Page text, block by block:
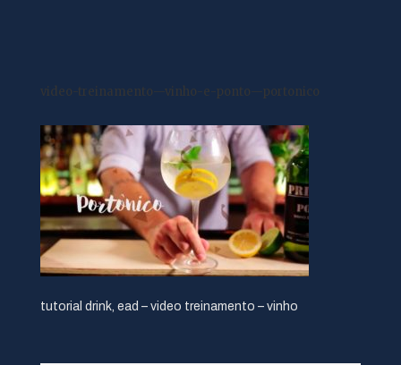
video-treinamento—vinho-e-ponto—portonico
tutorial drink, ead – video treinamento – vinho